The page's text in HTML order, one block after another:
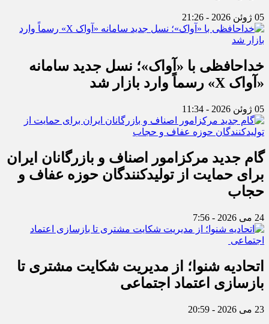
05 ژوئن 2026 - 21:26
خداحافظی با «آواک»؛ نسل جدید سامانه
«آواک X» رسماً وارد بازار شد
05 ژوئن 2026 - 11:34
گام جدید مرکزامور اصناف و بازرگانان ایران
برای حمایت از تولیدکنندگان حوزه عفاف و
حجاب
24 می 2026 - 7:56
اتحادیه شنوا؛ از مدیریت شکایت مشتری تا
بازسازی اعتماد اجتماعی ‌
23 می 2026 - 20:59